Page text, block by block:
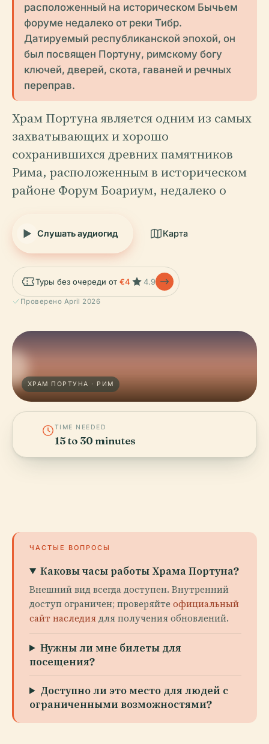
расположенный на историческом Бычьем
форуме недалеко от реки Тибр.
Датируемый республиканской эпохой, он
был посвящен Портуну, римскому богу
ключей, дверей, скота, гаваней и речных
переправ.
Храм Портуна является одним из самых
захватывающих и хорошо
сохранившихся древних памятников
Рима, расположенным в историческом
районе Форум Боариум, недалеко о
Слушать аудиогид Карта
Туры без очереди от €4 4.9
Проверено April 2026
ХРАМ ПОРТУНА · РИМ
TIME NEEDED
15 to 30 minutes
ЧАСТЫЕ ВОПРОСЫ
Каковы часы работы Храма Портуна?
Внешний вид всегда доступен. Внутренний
доступ ограничен; проверяйте официальный
сайт наследиядля получения обновлений.
Нужны ли мне билеты для
посещения?
Доступно ли это место для людей с
ограниченными возможностями?